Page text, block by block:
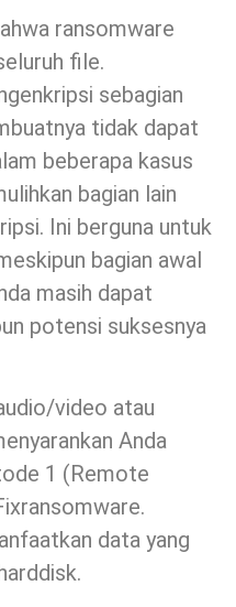
ransomware
file.
sebagian
tidak dapat
beberapa kasus
bagian lain
Ini berguna untuk
bagian awal
masih dapat
potensi suksesnya
video atau
Anda
1 (Remote
data yang